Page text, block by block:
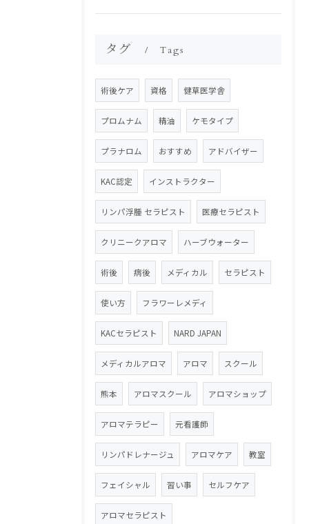
タグ Tags
術後ケア 資格 健草医学舎
プロムナム 精油 ケモタイプ
プラナロム おすすめ アドバイザー
KAC認定 インストラクター
リンパ浮腫 セラピスト 医療セラピスト
クリニークアロマ ハーブウォーター
術後 病後 メディカル セラピスト
使い方 フラワーレメディ
KACセラピスト NARD JAPAN
メディカルアロマ アロマ スクール
熊本 アロマスクール アロマショップ
アロマテラピー 元看護師
リンパドレナージュ アロマケア 教室
フェイシャル 習い事 セルフケア
アロマセラピスト